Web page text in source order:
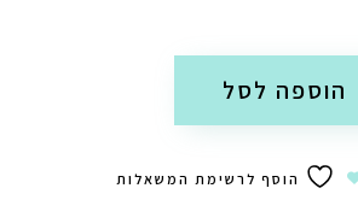
הוספה לסל
הוסף לרשימת המשאלות